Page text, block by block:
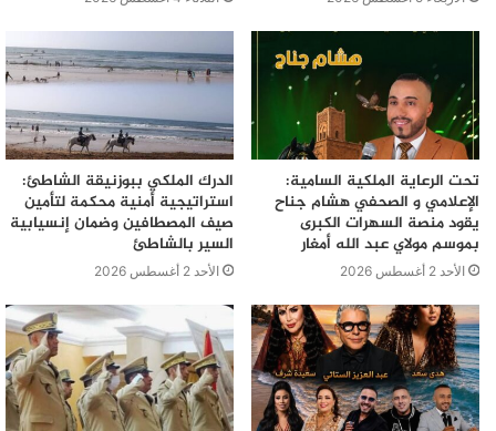
تحت الرعاية الملكية السامية:
الإعلامي و الصحفي هشام جناح
يقود منصة السهرات الكبرى
بموسم مولاي عبد الله أمغار
الأحد 2 أغسطس 2026
الدرك الملكي ببوزنيقة الشاطئ:
استراتيجية أمنية محكمة لتأمين
صيف المصطافين وضمان إنسيابية
السير بالشاطئ
الأحد 2 أغسطس 2026